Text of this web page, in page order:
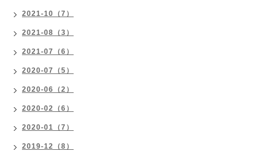
2021-10（7）
2021-08（3）
2021-07（6）
2020-07（5）
2020-06（2）
2020-02（6）
2020-01（7）
2019-12（8）